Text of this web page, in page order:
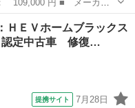
ルハイブリッド ■ グレ
ナビ バックカメラ Ｔ
ＨＥＶホームブラックス
認定中古車 修復…
提携サイト 7月28日